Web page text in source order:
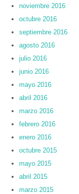
noviembre 2016
octubre 2016
septiembre 2016
agosto 2016
julio 2016
junio 2016
mayo 2016
abril 2016
marzo 2016
febrero 2016
enero 2016
octubre 2015
mayo 2015
abril 2015
marzo 2015